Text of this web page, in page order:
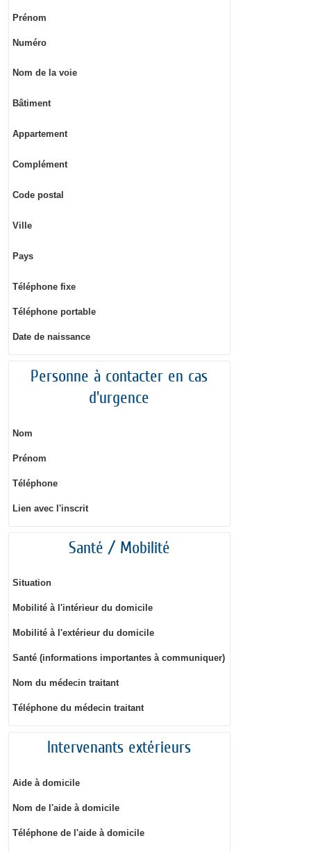
Prénom
Numéro
Nom de la voie
Bâtiment
Appartement
Complément
Code postal
Ville
Pays
Téléphone fixe
Téléphone portable
Date de naissance
Personne à contacter en cas
d'urgence
Nom
Prénom
Téléphone
Lien avec l'inscrit
Santé / Mobilité
Situation
Mobilité à l'intérieur du domicile
Mobilité à l'extérieur du domicile
Santé (informations importantes à communiquer)
Nom du médecin traitant
Téléphone du médecin traitant
Intervenants extérieurs
Aide à domicile
Nom de l'aide à domicile
Téléphone de l'aide à domicile